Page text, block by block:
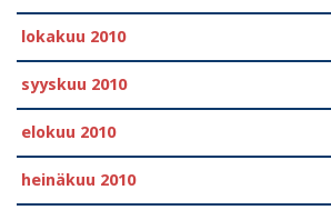
lokakuu 2010
syyskuu 2010
elokuu 2010
heinäkuu 2010